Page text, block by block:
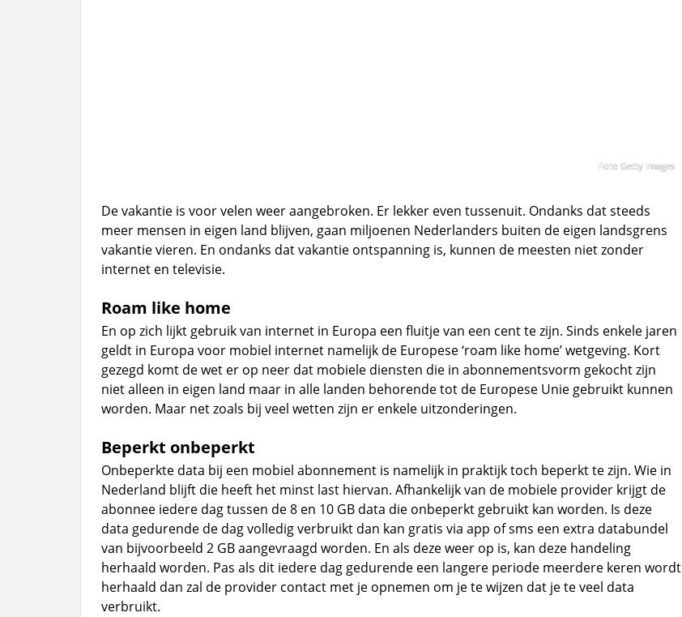
Foto Getty Images
De vakantie is voor velen weer aangebroken. Er lekker even tussenuit. Ondanks dat steeds
meer mensen in eigen land blijven, gaan miljoenen Nederlanders buiten de eigen landsgrens
vakantie vieren. En ondanks dat vakantie ontspanning is, kunnen de meesten niet zonder
internet en televisie.
Roam like home
En op zich lijkt gebruik van internet in Europa een fluitje van een cent te zijn. Sinds enkele jaren
geldt in Europa voor mobiel internet namelijk de Europese ‘roam like home’ wetgeving. Kort
gezegd komt de wet er op neer dat mobiele diensten die in abonnementsvorm gekocht zijn
niet alleen in eigen land maar in alle landen behorende tot de Europese Unie gebruikt kunnen
worden. Maar net zoals bij veel wetten zijn er enkele uitzonderingen.
Beperkt onbeperkt
Onbeperkte data bij een mobiel abonnement is namelijk in praktijk toch beperkt te zijn. Wie in
Nederland blijft die heeft het minst last hiervan. Afhankelijk van de mobiele provider krijgt de
abonnee iedere dag tussen de 8 en 10 GB data die onbeperkt gebruikt kan worden. Is deze
data gedurende de dag volledig verbruikt dan kan gratis via app of sms een extra databundel
van bijvoorbeeld 2 GB aangevraagd worden. En als deze weer op is, kan deze handeling
herhaald worden. Pas als dit iedere dag gedurende een langere periode meerdere keren wordt
herhaald dan zal de provider contact met je opnemen om je te wijzen dat je te veel data
verbruikt.